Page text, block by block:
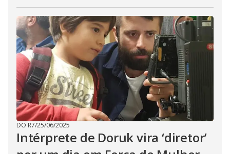
DO R7/25/06/2025
Intérprete de Doruk vira ‘diretor’